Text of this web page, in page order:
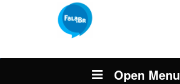
Open Menu